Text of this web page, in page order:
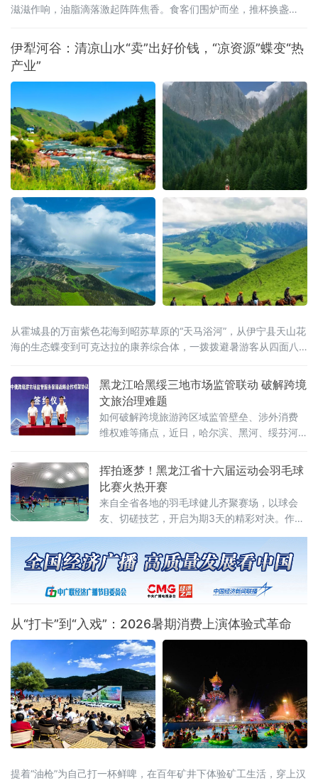
滋滋作响，油脂滴落激起阵阵焦香。食客们围炉而坐，推杯换盏
文发了一条朋友圈：“这才是齐齐哈尔——烟火气里藏着文化味。”文
化味，正是2026齐齐哈尔烤肉美食节试图为这炉百年炭火注入的全
新内涵。齐齐哈尔烤肉的历史，可追溯至新石器时代嫩江
伊犁河谷：清凉山水“卖”出好价钱，“凉资源”蝶变“热
产业”
从霍城县的万亩紫色花海到昭苏草原的“天马浴河”，从伊宁县天山花
海的生态蝶变到可克达拉的康养综合体，一拨拨避暑游客从四面八
黑龙江哈黑绥三地市场监管联动 破解跨境
文旅治理难题
如何破解跨境旅游跨区域监管壁垒、涉外消费
维权难等痛点，近日，哈尔滨、黑河、绥芬河
发展战略合作框架协议，这标志着哈黑绥三地
跨境旅游市场监管一体化协同共治机制正式落
地。此举跨区域监管合作，重在立足黑龙江对
俄开放优势、破解跨境文旅治理难题的创新实
践，有效填补了跨境旅游协同监管空白。据介
绍，本次以“优势互补
挥拍逐梦！黑龙江省十六届运动会羽毛球
比赛火热开赛
来自全省各地的羽毛球健儿齐聚赛场，以球会
友、切磋技艺，开启为期3天的精彩对决。作为
赛程紧凑、看点十足。据了解，比赛共设置
男、女团体和混合双打、男子双打、女子双
打、男子单打、女子单打七大竞赛项目，全面
覆盖羽毛球主流竞赛组别，为
从“打卡”到“入戏”：2026暑期消费上演体验式革命
提着“油枪”为自己打一杯鲜啤，在百年矿井下体验矿工生活，穿上汉